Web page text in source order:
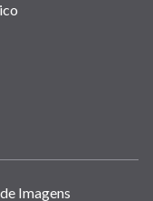
Imagens